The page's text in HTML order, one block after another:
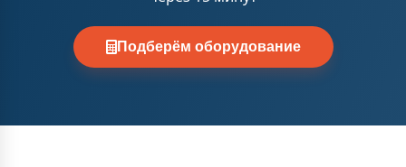
Подберём оборудование